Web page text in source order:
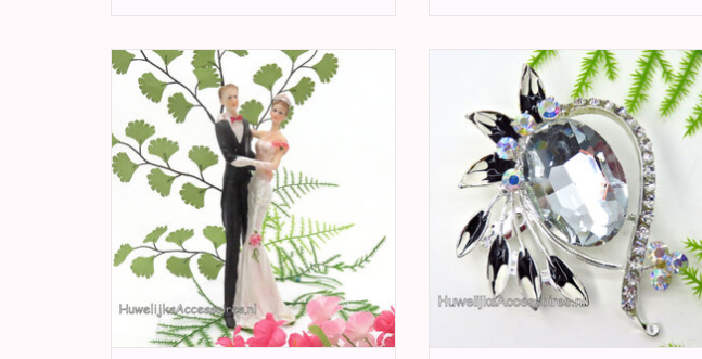
Dit is een echte romantische bruidspaar
taarttopper. Deze bruidegom danst met
zijn nieuwe bruid.
TOEVOEGEN AAN WINKELWAGEN
Schitterende broche met in het center een
grote lichte grijzen strass steen, omheen
zijn er zwart en witte geëmailleerde bloem
bladen, en rondom zijn er heel veel strass
stenen.
TOEVOEGEN AAN WINKELWAGEN